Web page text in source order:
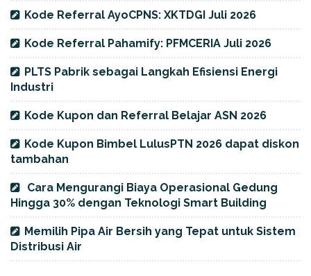
Kode Referral AyoCPNS: XKTDGI Juli 2026
Kode Referral Pahamify: PFMCERIA Juli 2026
PLTS Pabrik sebagai Langkah Efisiensi Energi
Industri
Kode Kupon dan Referral Belajar ASN 2026
Kode Kupon Bimbel LulusPTN 2026 dapat diskon
tambahan
Cara Mengurangi Biaya Operasional Gedung
Hingga 30% dengan Teknologi Smart Building
Memilih Pipa Air Bersih yang Tepat untuk Sistem
Distribusi Air